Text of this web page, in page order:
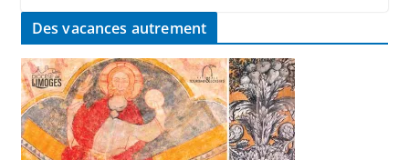
Des vacances autrement